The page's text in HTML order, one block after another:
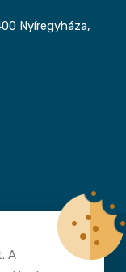
Nyíregyháza,
Kft. Minden jog
A